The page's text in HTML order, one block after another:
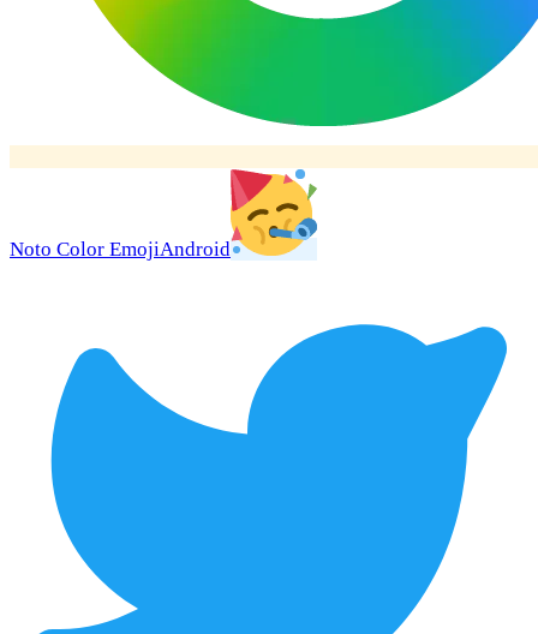
Noto Color EmojiAndroid